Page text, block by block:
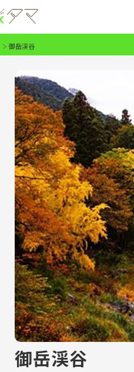
御岳渓谷
御岳渓谷